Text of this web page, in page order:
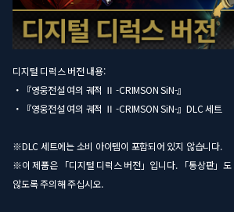
디지털 디럭스 버전 내용:
・『영웅전설 여의 궤적 Ⅱ -CRIMSON SiN-』
・『영웅전설 여의 궤적 Ⅱ -CRIMSON SiN-』DLC 세트
※DLC 세트에는 소비 아이템이 포함되어 있지 않습니다.
※이 제품은 「디지털 디럭스 버전」입니다. 「통상판」도
않도록 주의해 주십시오.